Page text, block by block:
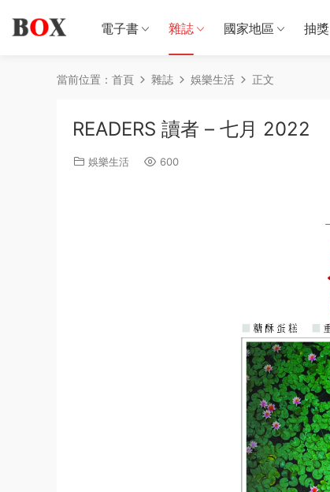
電子書 雜誌 國家地區 抽獎
當前位置： 首頁 雜誌 娛樂生活 正文
READERS 讀者 – 七月 2022
娛樂生活 600